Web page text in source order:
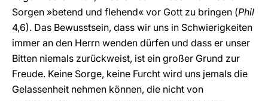
Sorgen »betend und flehend« vor Gott zu bringen (Phil
4,6). Das Bewusstsein, dass wir uns in Schwierigkeiten
immer an den Herrn wenden dürfen und dass er unser
Bitten niemals zurückweist, ist ein großer Grund zur
Freude. Keine Sorge, keine Furcht wird uns jemals die
Gelassenheit nehmen können, die nicht von